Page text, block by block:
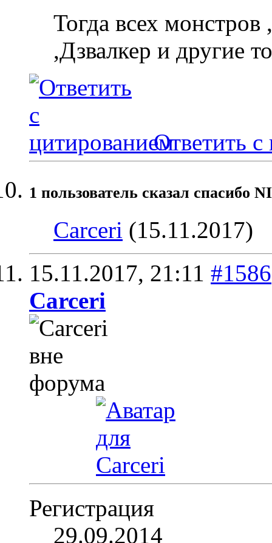
Тогда всех
,Дзвалкер и другие
Ответить с
1 пользователь сказал cпасибо
Carceri (15.11.2017)
15.11.2017, 21:11 #1586
Carceri
Регистрация
29.09.2014